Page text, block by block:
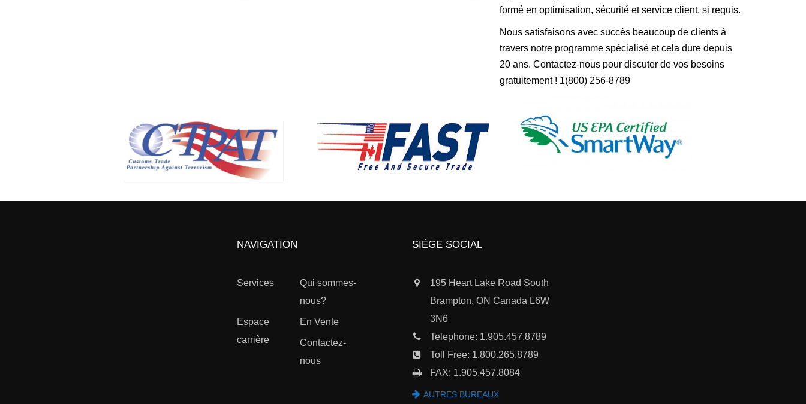
formé en optimisation, sécurité et service client, si requis.
Nous satisfaisons avec succès beaucoup de clients à
travers notre programme spécialisé et cela dure depuis
20 ans. Contactez-nous pour discuter de vos besoins
gratuitement ! 1(800) 256-8789
NAVIGATION
Services
Qui sommes-
nous?
Espace
carrière
En Vente
Contactez-
nous
SIÈGE SOCIAL
195 Heart Lake Road South
Brampton, ON Canada L6W
3N6
Telephone: 1.905.457.8789
Toll Free: 1.800.265.8789
FAX: 1.905.457.8084
AUTRES BUREAUX